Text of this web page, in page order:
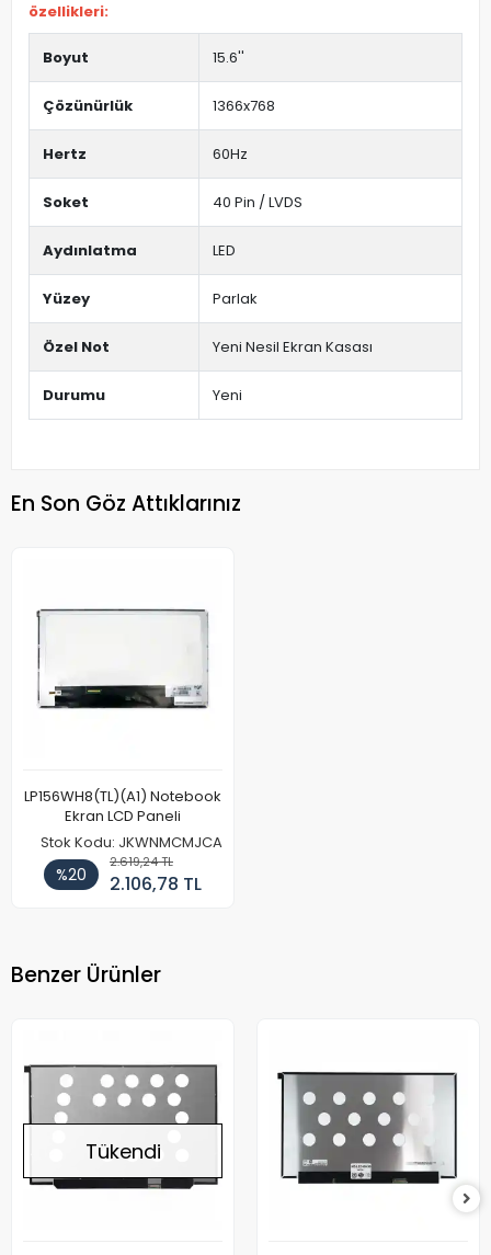
özellikleri:
Boyut 15.6''
Çözünürlük 1366x768
Hertz 60Hz
Soket 40 Pin / LVDS
Aydınlatma LED
Yüzey Parlak
Özel Not Yeni Nesil Ekran Kasası
Durumu Yeni
En Son Göz Attıklarınız
LP156WH8(TL)(A1) Notebook
Ekran LCD Paneli
Stok Kodu: JKWNMCMJCA
%20
2.619,24 TL
2.106,78 TL
Benzer Ürünler
Tükendi